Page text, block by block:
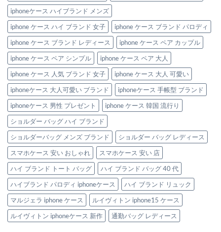
iphoneケース ハイブランド メンズ
iphone ケース ハイ ブランド 女子
iphone ケース ブランド パロディ
iphone ケース ブランド レディース
iphone ケース ペア カップル
iphone ケース ペア シンプル
iphone ケース ペア 大人
iphone ケース 人気 ブランド 女子
iphone ケース 大人 可愛い
iphoneケース 大人可愛い ブランド
iphoneケース 手帳型 ブランド
iphoneケース 男性 プレゼント
iphone ケース 韓国 流行り
ショルダー バッグ ハイ ブランド
ショルダーバッグ メンズ ブランド
ショルダー バッグ レディース
スマホケース 安い おしゃれ
スマホケース 安い 店
ハイ ブランド トート バッグ
ハイ ブランド バッグ 40 代
ハイブランド パロディ iphoneケース
ハイ ブランド リュック
マルジェラ iphone ケース
ルイヴィトン iphone15 ケース
ルイヴィトン iphoneケース 新作
通勤バッグ レディース